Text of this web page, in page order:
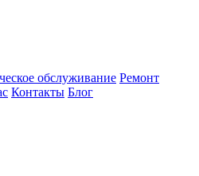
обслуживание Ремонт
Контакты Блог